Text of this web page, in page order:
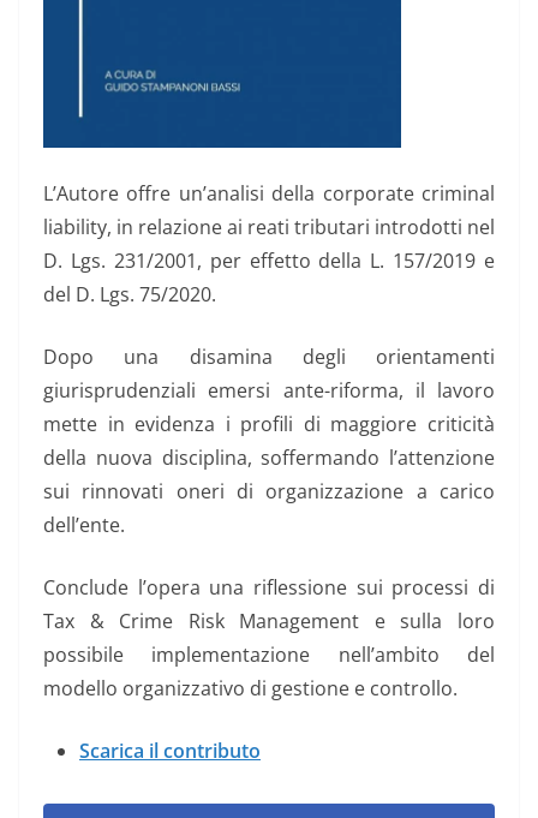
L’Autore offre un’analisi della corporate criminal
liability, in relazione ai reati tributari introdotti nel
D. Lgs. 231/2001, per effetto della L. 157/2019 e
del D. Lgs. 75/2020.
Dopo una disamina degli orientamenti
giurisprudenziali emersi ante-riforma, il lavoro
mette in evidenza i profili di maggiore criticità
della nuova disciplina, soffermando l’attenzione
sui rinnovati oneri di organizzazione a carico
dell’ente.
Conclude l’opera una riflessione sui processi di
Tax & Crime Risk Management e sulla loro
possibile implementazione nell’ambito del
modello organizzativo di gestione e controllo.
Scarica il contributo